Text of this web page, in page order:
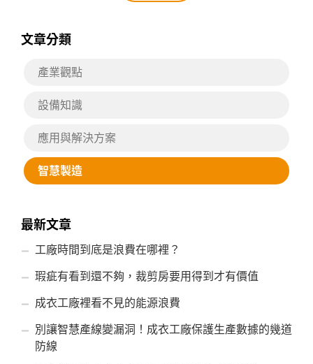
文章分類
產業觀點
設備知識
應用與解決方案
智慧製造
最新文章
工廠時間到底是浪費在哪裡？
瑕疵有看到還不夠，裁剪房要用得到才有價值
成衣工廠裡看不見的能源浪費
別讓智慧產線變漏洞！成衣工廠保護生產數據的幾道
防線